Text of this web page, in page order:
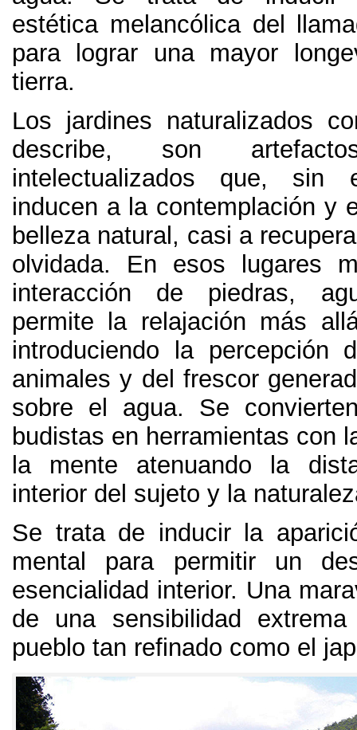
estética melancólica del
para lograr una mayor
tierra.
Los jardines naturalizados
describe, son
intelectualizados que, sin
inducen a la contemplación y
belleza natural, casi a
olvidada. En esos lugares
interacción de piedras,
permite la relajación más
introduciendo la percepción
animales y del frescor
sobre el agua. Se
budistas en herramientas con
la mente atenuando la
interior del sujeto y la
Se trata de inducir la
mental para permitir un
esencialidad interior. Una
de una sensibilidad
pueblo tan refinado como el